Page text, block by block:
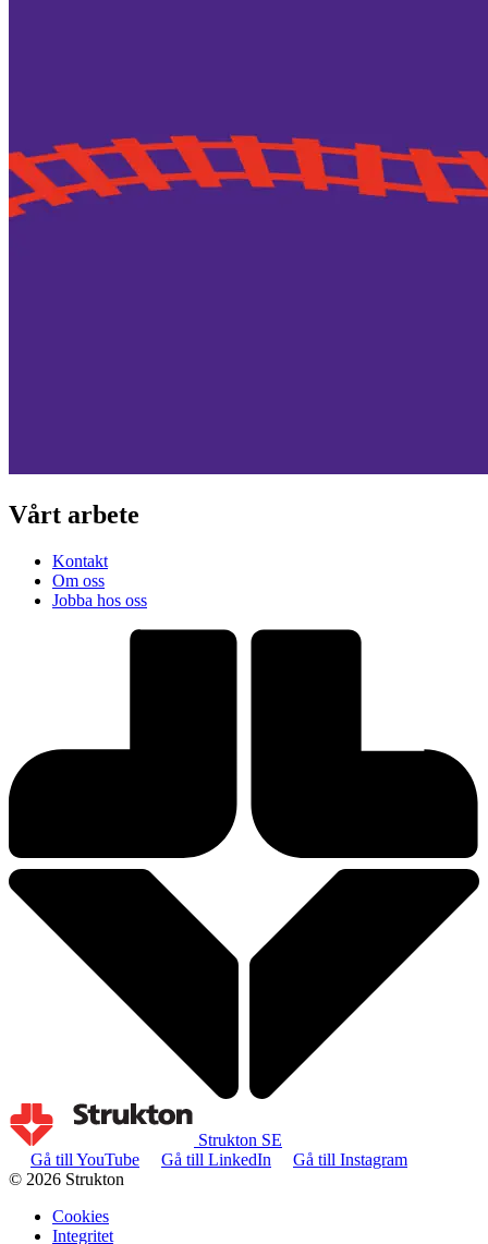
Vårt arbete
Kontakt
Om oss
Jobba hos oss
Strukton SE
Gå till YouTube
Gå till LinkedIn
Gå till Instagram
© 2026 Strukton
Cookies
Integritet